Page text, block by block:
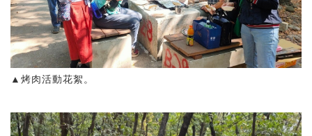
▲烤肉活動花絮。